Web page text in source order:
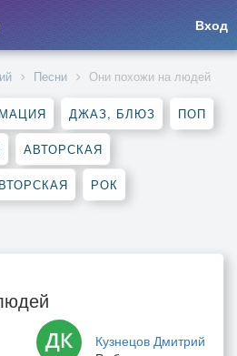
Вход
Песни Они похожи на людей
ДЖАЗ, БЛЮЗ ПОП
АВТОРСКАЯ
РОК
Кузнецов Дмитрий